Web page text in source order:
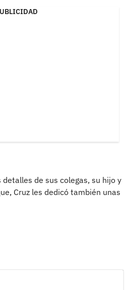
de sus colegas, su hijo y
Cruz les dedicó también unas